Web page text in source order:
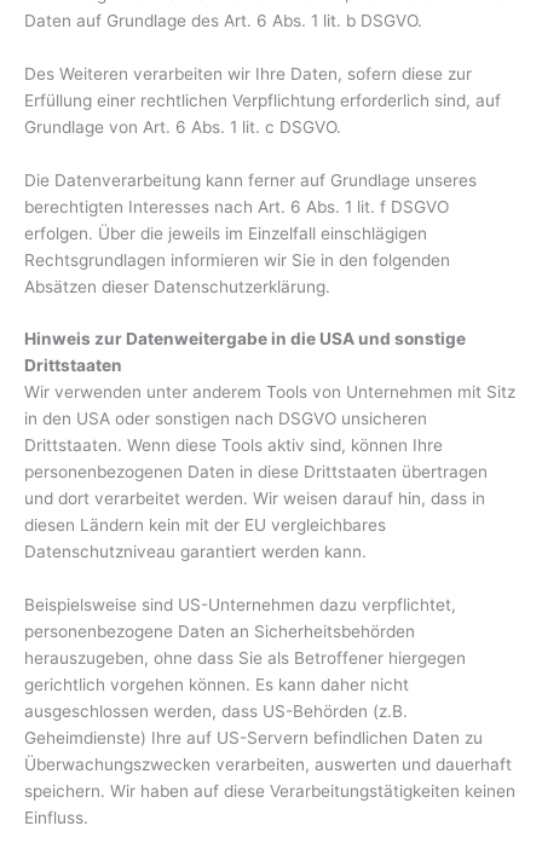
Daten auf Grundlage des Art. 6 Abs. 1 lit. b DSGVO.
Des Weiteren verarbeiten wir Ihre Daten, sofern diese zur
Erfüllung einer rechtlichen Verpflichtung erforderlich sind, auf
Grundlage von Art. 6 Abs. 1 lit. c DSGVO.
Die Datenverarbeitung kann ferner auf Grundlage unseres
berechtigten Interesses nach Art. 6 Abs. 1 lit. f DSGVO
erfolgen. Über die jeweils im Einzelfall einschlägigen
Rechtsgrundlagen informieren wir Sie in den folgenden
Absätzen dieser Datenschutzerklärung.
Hinweis zur Datenweitergabe in die USA und sonstige
Drittstaaten
Wir verwenden unter anderem Tools von Unternehmen mit Sitz
in den USA oder sonstigen nach DSGVO unsicheren
Drittstaaten. Wenn diese Tools aktiv sind, können Ihre
personenbezogenen Daten in diese Drittstaaten übertragen
und dort verarbeitet werden. Wir weisen darauf hin, dass in
diesen Ländern kein mit der EU vergleichbares
Datenschutzniveau garantiert werden kann.
Beispielsweise sind US-Unternehmen dazu verpflichtet,
personenbezogene Daten an Sicherheitsbehörden
herauszugeben, ohne dass Sie als Betroffener hiergegen
gerichtlich vorgehen können. Es kann daher nicht
ausgeschlossen werden, dass US-Behörden (z.B.
Geheimdienste) Ihre auf US-Servern befindlichen Daten zu
Überwachungszwecken verarbeiten, auswerten und dauerhaft
speichern. Wir haben auf diese Verarbeitungstätigkeiten keinen
Einfluss.